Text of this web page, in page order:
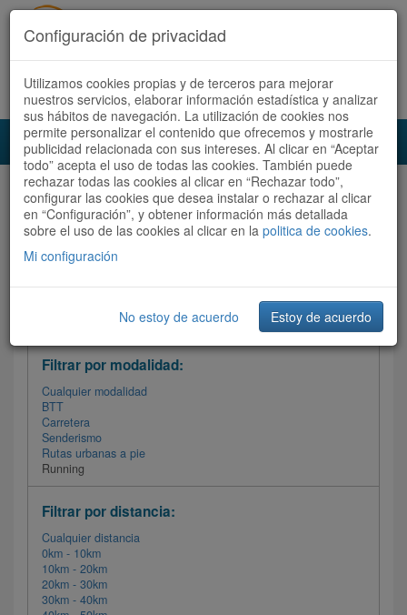
Acceder Registrate ahora Español | Català
Audioruta Todas las rutas
Todas las rutas Ordenar por:Más recientes
Filtrar las rutas
Filtrar por modalidad:
Cualquier modalidad
BTT
Carretera
Senderismo
Rutas urbanas a pie
Running
Filtrar por distancia:
Cualquier distancia
0km - 10km
10km - 20km
20km - 30km
30km - 40km
Configuración de privacidad
Utilizamos cookies propias y de terceros para mejorar
nuestros servicios, elaborar información estadística y analizar
sus hábitos de navegación. La utilización de cookies nos
permite personalizar el contenido que ofrecemos y mostrarle
publicidad relacionada con sus intereses. Al clicar en “Aceptar
todo” acepta el uso de todas las cookies. También puede
rechazar todas las cookies al clicar en “Rechazar todo”,
configurar las cookies que desea instalar o rechazar al clicar
en “Configuración”, y obtener información más detallada
sobre el uso de las cookies al clicar en la politica de cookies.
Mi configuración
No estoy de acuerdo Estoy de acuerdo